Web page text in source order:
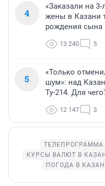
4
«Заказали на
жены в Казани
рождения сына
13 240 5
5
«Только
шум»: над
Ту-214. Для
12 147 3
ТЕЛЕПРОГРАММА
КУРСЫ ВАЛЮТ В
ПОГОДА В